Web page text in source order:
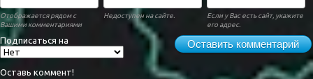
Отображается рядом с
Вашими комментариями
Недоступен на сайте.
Если у Вас есть сайт, укажите
его адрес.
Оставить комментарий
Подписаться на
Оставь коммент!